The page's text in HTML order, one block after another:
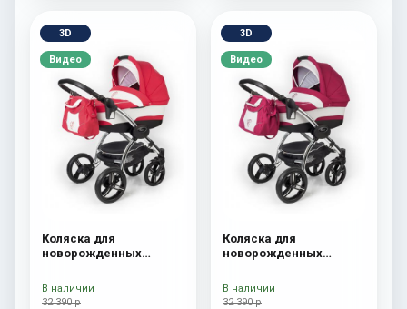
3D
Видео
Коляска для
новорожденных
Chrome) Red Lux
32 390 р
В наличии
3D
Видео
Коляска для
новорожденных
Chrome) Borduex
32 390 р
В наличии